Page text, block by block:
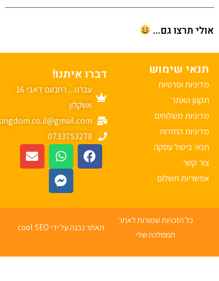
תרצו גם...
שימוש
ופרטיות
האתר
משלוחים
החזרות
ביטול עסקה
קשר
תשלום
דברו איתנו!
עברנו... רחבעם דאבי 16
אשקלון
mykingdom.co.il@gmail.com
0733753278
כל הזכויות שמורות לאתר
הממלכה שלי
האתר נבנה על ידי cool SEO